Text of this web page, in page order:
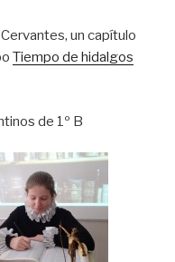
un capítulo
Tiempo de hidalgos
de 1º B